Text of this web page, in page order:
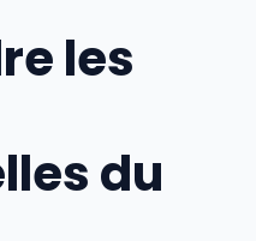
les
du